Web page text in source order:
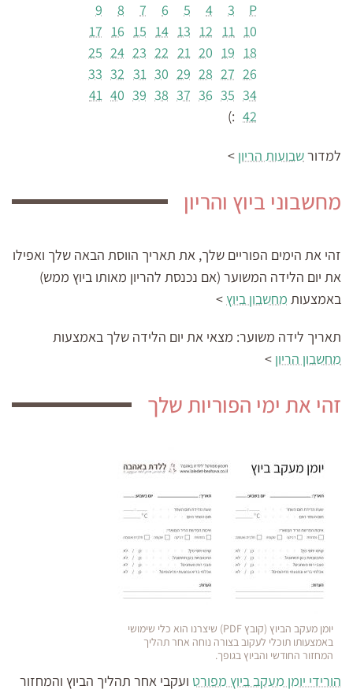
P
3
4
5
6
7
8
9
10
11
12
13
14
15
16
17
18
19
20
21
22
23
24
25
26
27
28
29
30
31
32
33
34
35
36
37
38
39
40
41
42
:)
למדורשבועות הריון >
מחשבוני ביוץ והריון
זהי את הימים הפוריים שלך, את תאריך הווסת הבאה שלך ואפילו
את יום הלידה המשוער (אם נכנסת להריון מאותו ביוץ ממש)
באמצעות מחשבון ביוץ >
תאריך לידה משוער: מצאי את יום הלידה שלך באמצעות
מחשבון הריון >
זהי את ימי הפוריות שלך
יומן מעקב הביוץ (קובץ PDF) שיצרנו הוא כלי שימושי
באמצעותו תוכלי לעקוב בצורה נוחה אחר תהליך
המחזור החודשי והביוץ בגופך.
הורידי יומן מעקב ביוץ מפורט ועקבי אחר תהליך הביוץ והמחזור